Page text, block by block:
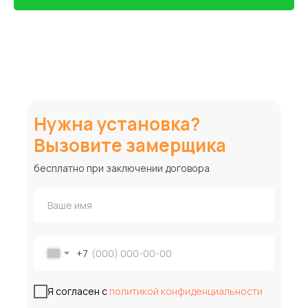
Нужна установка?
Вызовите замерщика
+7
Я согласен с политикой конфиденциальности
бесплатно при заключении договора